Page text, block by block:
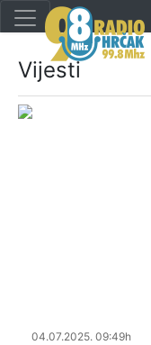
Vijesti
04.07.2025. 09:49h